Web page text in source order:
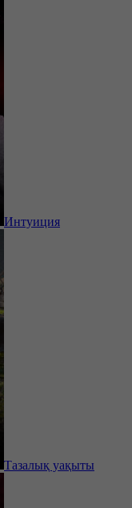
Интуиция
Тазалық уақыты